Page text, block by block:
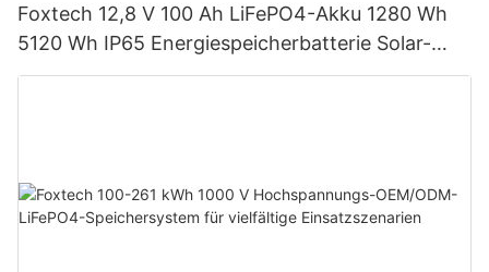
Foxtech 12,8 V 100 Ah LiFePO4-Akku 1280 Wh
5120 Wh IP65 Energiespeicherbatterie Solar-
Heimsysteme